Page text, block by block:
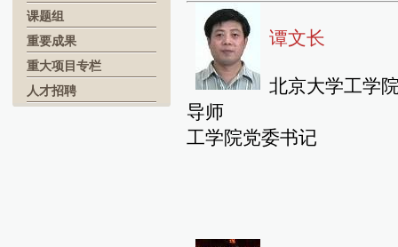
课题组
重要成果
重大项目专栏
人才招聘
谭文长
北京大学工学
导师
工学院党委书记